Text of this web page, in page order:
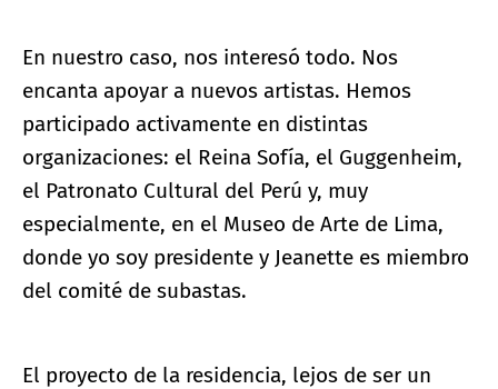
En nuestro caso, nos interesó todo. Nos
encanta apoyar a nuevos artistas. Hemos
participado activamente en distintas
organizaciones: el Reina Sofía, el Guggenheim,
el Patronato Cultural del Perú y, muy
especialmente, en el Museo de Arte de Lima,
donde yo soy presidente y Jeanette es miembro
del comité de subastas.
El proyecto de la residencia, lejos de ser un